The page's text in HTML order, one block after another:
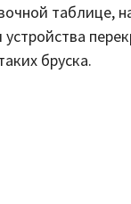
таблице,
бруска.